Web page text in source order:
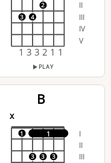
II
III
IV
V
3 4
2
1 3 3 2 1 1
PLAY
B
x
I
II
III
1
1
3 3 3